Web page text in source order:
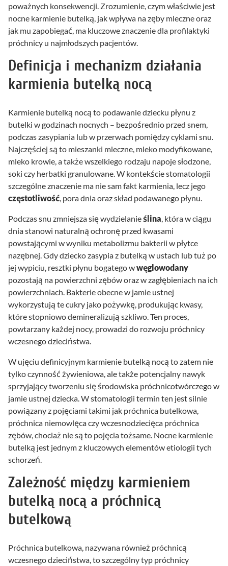
poważnych konsekwencji. Zrozumienie, czym właściwie jest
nocne karmienie butelką, jak wpływa na zęby mleczne oraz
jak mu zapobiegać, ma kluczowe znaczenie dla profilaktyki
próchnicy u najmłodszych pacjentów.
Definicja i mechanizm działania
karmienia butelką nocą
Karmienie butelką nocą to podawanie dziecku płynu z
butelki w godzinach nocnych – bezpośrednio przed snem,
podczas zasypiania lub w przerwach pomiędzy cyklami snu.
Najczęściej są to mieszanki mleczne, mleko modyfikowane,
mleko krowie, a także wszelkiego rodzaju napoje słodzone,
soki czy herbatki granulowane. W kontekście stomatologii
szczególne znaczenie ma nie sam fakt karmienia, lecz jego
częstotliwość, pora dnia oraz skład podawanego płynu.
Podczas snu zmniejsza się wydzielanieślina, która w ciągu
dnia stanowi naturalną ochronę przed kwasami
powstającymi w wyniku metabolizmu bakterii w płytce
nazębnej. Gdy dziecko zasypia z butelką w ustach lub tuż po
jej wypiciu, resztki płynu bogatego wwęglowodany
pozostają na powierzchni zębów oraz w zagłębieniach na ich
powierzchniach. Bakterie obecne w jamie ustnej
wykorzystują te cukry jako pożywkę, produkując kwasy,
które stopniowo demineralizują szkliwo. Ten proces,
powtarzany każdej nocy, prowadzi do rozwoju próchnicy
wczesnego dzieciństwa.
W ujęciu definicyjnym karmienie butelką nocą to zatem nie
tylko czynność żywieniowa, ale także potencjalny nawyk
sprzyjający tworzeniu się środowiska próchnicotwórczego w
jamie ustnej dziecka. W stomatologii termin ten jest silnie
powiązany z pojęciami takimi jak próchnica butelkowa,
próchnica niemowlęca czy wczesnodziecięca próchnica
zębów, chociaż nie są to pojęcia tożsame. Nocne karmienie
butelką jest jednym z kluczowych elementów etiologii tych
schorzeń.
Zależność między karmieniem
butelką nocą a próchnicą
butelkową
Próchnica butelkowa, nazywana również próchnicą
wczesnego dzieciństwa, to szczególny typ próchnicy